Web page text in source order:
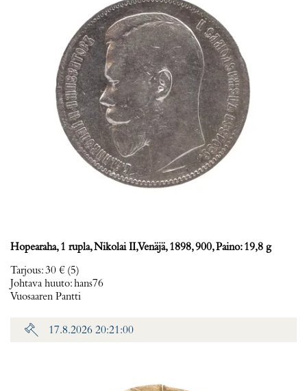
Hopearaha, 1 rupla, Nikolai II, Venäjä, 1898, 900, Paino: 19,8 g
Tarjous:30 € (5)
Johtava huuto:hans76
Vuosaaren Pantti
17.8.2026 20:21:00